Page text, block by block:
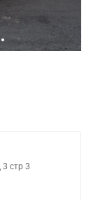
стр 3